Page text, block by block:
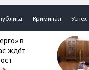
Криминал Успех
ждёт